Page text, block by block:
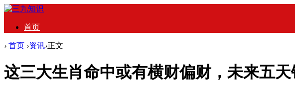
首页
› 首页 ›资讯›正文
这三大生肖命中或有横财偏财，未来五